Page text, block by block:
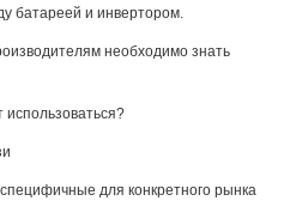
батареей и инвертором.
необходимо знать
использоваться?
для конкретного рынка